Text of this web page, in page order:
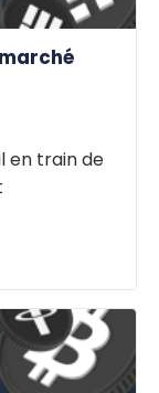
marché
en train de